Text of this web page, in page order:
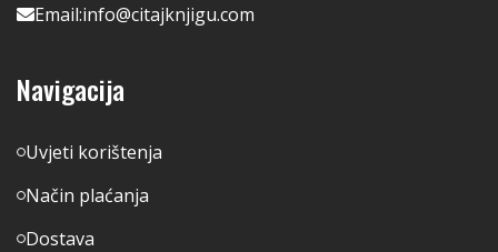
Email:info@citajknjigu.com
Navigacija
Uvjeti korištenja
Način plaćanja
Dostava